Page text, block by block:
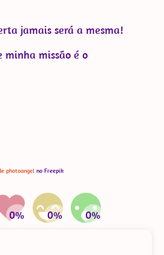
jamais será a mesma!
minha missão é o
photoangel no Freepik